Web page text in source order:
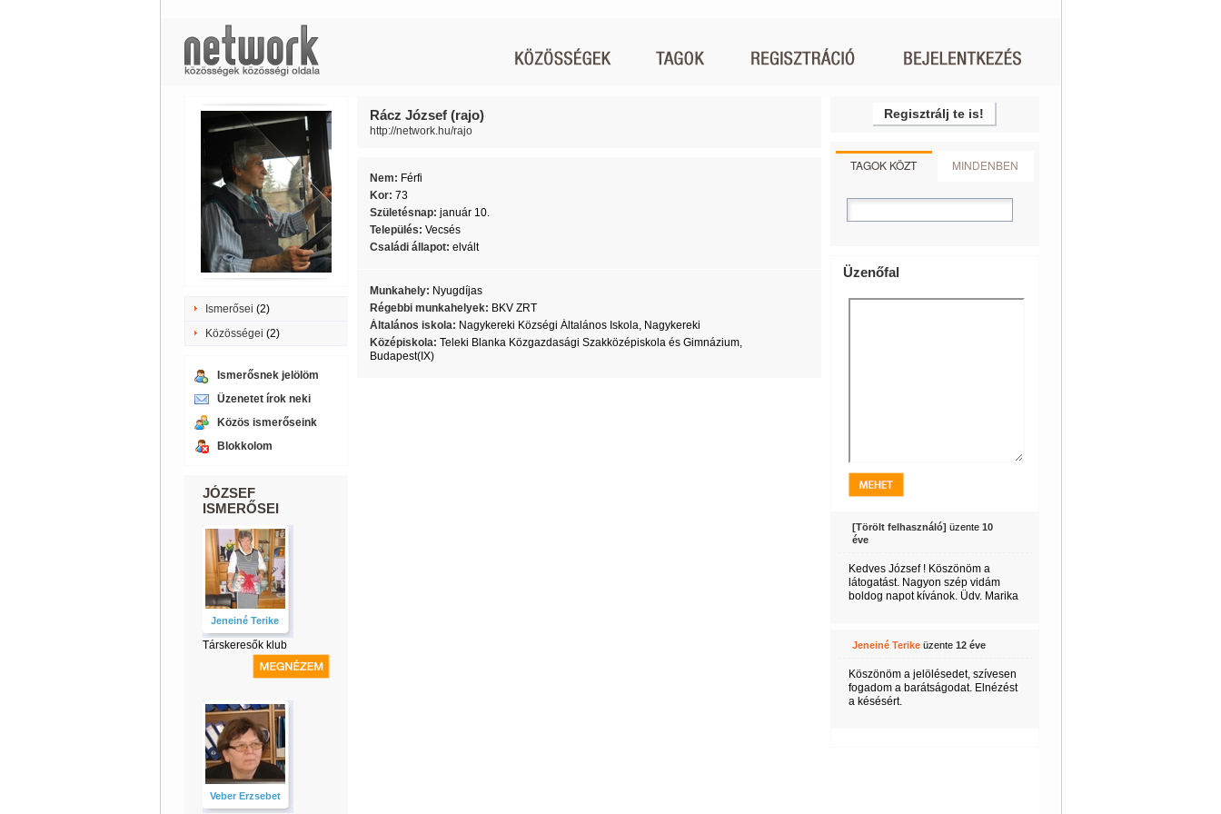
Ismerősei (2)
Közösségei (2)
Ismerősnek jelölöm
Üzenetet írok neki
Közös ismerőseink
Blokkolom
JÓZSEF
ISMERŐSEI
Jeneiné Terike
Társkeresők klub
Veber Erzsebet
Rácz József (rajo)
http://network.hu/rajo
Nem: Férfi
Kor: 73
Születésnap: január 10.
Település: Vecsés
Családi állapot: elvált
Munkahely: Nyugdíjas
Régebbi munkahelyek: BKV ZRT
Általános iskola: Nagykereki Községi Általános Iskola, Nagykereki
Középiskola: Teleki Blanka Közgazdasági Szakközépiskola és Gimnázium,
Budapest(IX)
Regisztrálj te is!
TAGOK KÖZT MINDENBEN
Üzenőfal
[Törölt felhasználó] üzente 10
éve
Kedves József ! Köszönöm a
látogatást. Nagyon szép vidám
boldog napot kívánok. Üdv. Marika
Jeneiné Terikeüzente 12 éve
Köszönöm a jelölésedet, szívesen
fogadom a barátságodat. Elnézést
a késésért.